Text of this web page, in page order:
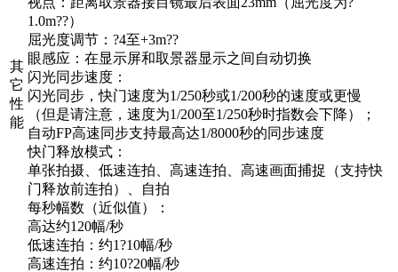
其
它
性
能
1.0m??）
屈光度调节：?4至+3m??
眼感应：在显示屏和取景器显示之间自动切换
闪光同步速度：
闪光同步，快门速度为1/250秒或1/200秒的速度或更慢
（但是请注意，速度为1/200至1/250秒时指数会下降）；
自动FP高速同步支持最高达1/8000秒的同步速度
快门释放模式：
单张拍摄、低速连拍、高速连拍、高速画面捕捉（支持快
门释放前连拍）、自拍
每秒幅数（近似值）：
高达约120幅/秒
低速连拍：约1?10幅/秒
高速连拍：约10?20幅/秒